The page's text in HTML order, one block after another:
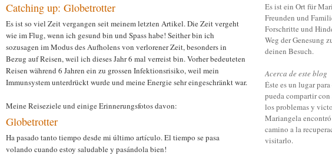
Catching up: Globetrotter
Es ist so viel Zeit vergangen seit meinem letzten Artikel. Die Zeit vergeht
wie im Flug, wenn ich gesund bin und Spass habe! Seither bin ich
sozusagen im Modus des Aufholens von verlorener Zeit, besonders in
Bezug auf Reisen, weil ich dieses Jahr 6 mal verreist bin. Vorher bedeuteten
Reisen während 6 Jahren ein zu grossen Infektionsrisiko, weil mein
Immunsystem unterdrückt wurde und meine Energie sehr eingeschränkt war.
Meine Reiseziele und einige Erinnerungsfotos davon:
Globetrotter
Ha pasado tanto tiempo desde mi último artículo. El tiempo se pasa
volando cuando estoy saludable y pasándola bien!
Es ist ein Ort für
Freunden und
Forschritte und
Weg der Genesung
deinen Besuch.
Acerca de este blog
Éste es un lugar
pueda compartir
los problemas y
Mariangela
camino a la
visitarlo.